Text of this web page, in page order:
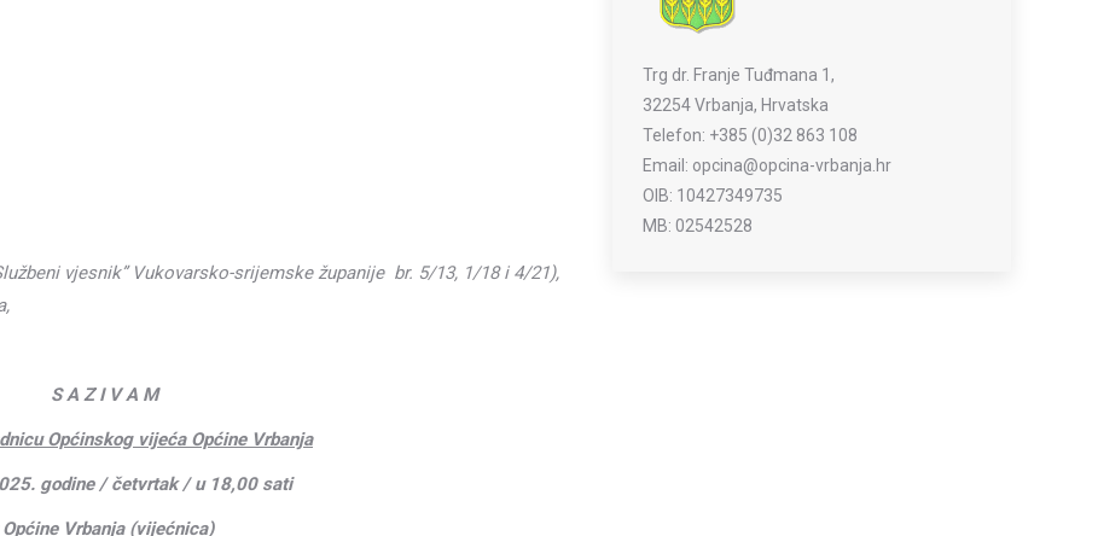
vjesnik” Vukovarsko-srijemske županije br. 5/13, 1/18 i 4/21),
Vrbanja,
A Z I V A M
Općinskog vijeća Općine Vrbanja
godine / četvrtak / u 18,00 sati
Vrbanja (vijećnica)
Trg dr. Franje Tuđmana 1,
32254 Vrbanja, Hrvatska
Telefon: +385 (0)32 863 108
Email: opcina@opcina-vrbanja.hr
OIB: 10427349735
MB: 02542528